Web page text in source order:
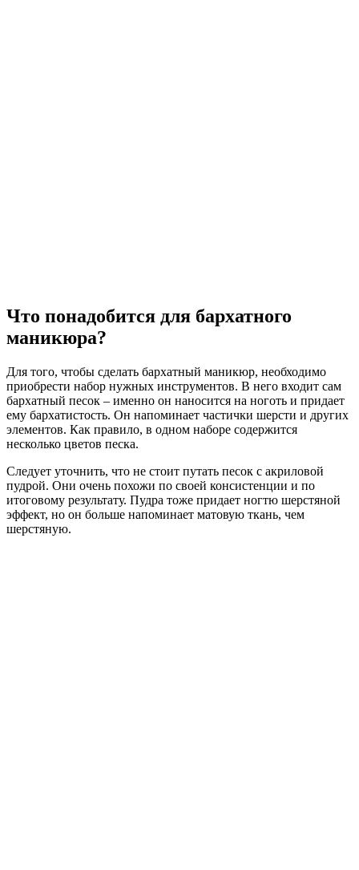
Что понадобится для бархатного
маникюра?
Для того, чтобы сделать бархатный маникюр, необходимо
приобрести набор нужных инструментов. В него входит сам
бархатный песок – именно он наносится на ноготь и придает
ему бархатистость. Он напоминает частички шерсти и других
элементов. Как правило, в одном наборе содержится
несколько цветов песка.
Следует уточнить, что не стоит путать песок с акриловой
пудрой. Они очень похожи по своей консистенции и по
итоговому результату. Пудра тоже придает ногтю шерстяной
эффект, но он больше напоминает матовую ткань, чем
шерстяную.